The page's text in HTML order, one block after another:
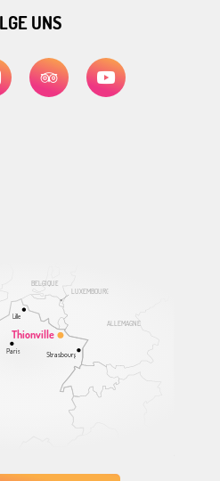
UNS
ALLEMAGNE
BELGIQUE
LUXEMBOURG
Thionville
Lille
Paris Strasbourg